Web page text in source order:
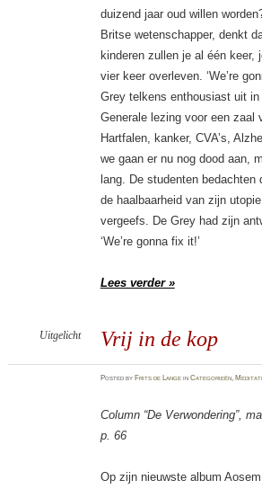
duizend jaar oud willen
Britse wetenschapper, denkt
kinderen zullen je al één keer,
vier keer overleven. ‘We’re
Grey telkens enthousiast uit in
Generale lezing voor een zaal
Hartfalen, kanker, CVA’s,
we gaan er nu nog dood aan,
lang. De studenten bedachten
de haalbaarheid van zijn
vergeefs. De Grey had zijn
‘We’re gonna fix it!’
Lees verder »
Vrij in de kop
Uitgelicht
Postedby Frits de Lange inCategorieën
Column “De Verwondering”,
p. 66
Op zijn nieuwste album